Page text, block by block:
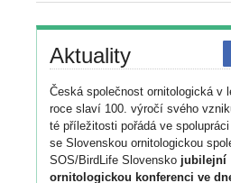
Aktuality
Česká společnost ornitologická v
roce slaví 100. výročí svého
té příležitosti pořádá ve spolupráci
se Slovenskou ornitologickou
SOS/BirdLife Slovensko jubilejní
ornitologickou konferenci ve